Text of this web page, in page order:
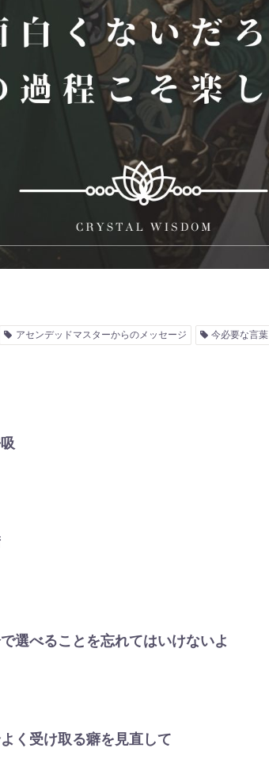
アセンデッドマスターからのメッセージ 今必要な言葉
選べることを忘れてはいけないよ
く受け取る癖を見直して